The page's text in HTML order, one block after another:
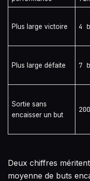
Plus large victoire 4
Plus large défaite 7
Sortie sans
encaisser un but
Deux chiffres méritent
moyenne de buts